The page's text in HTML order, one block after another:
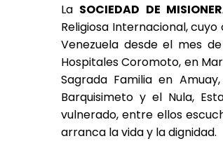
La SOCIEDAD DE
Religiosa Internacional,
Venezuela desde el mes
Hospitales Coromoto, en
Sagrada Familia en
Barquisimeto y el Nula,
vulnerado, entre ellos
arranca la vida y la dignidad.